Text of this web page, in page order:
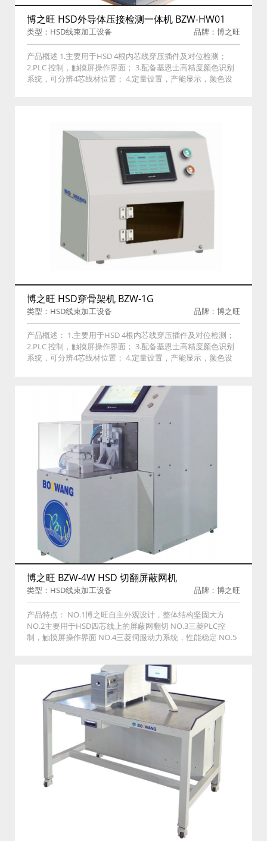
博之旺 HSD外导体压接检测一体机 BZW-HW01
类型：HSD线束加工设备 品牌：博之旺
产品概述 1.主要用于HSD 4根内芯线穿压插件及对位检测；
2.PLC 控制，触摸屏操作界面； 3.配备基恩士高精度颜色识别
系统，可分辨4芯线材位置； 4.定量设置，产能显示，颜色设
博之旺 HSD穿骨架机 BZW-1G
类型：HSD线束加工设备 品牌：博之旺
产品概述： 1.主要用于HSD 4根内芯线穿压插件及对位检测；
2.PLC 控制，触摸屏操作界面； 3.配备基恩士高精度颜色识别
系统，可分辨4芯线材位置； 4.定量设置，产能显示，颜色设
博之旺 BZW-4W HSD 切翻屏蔽网机
类型：HSD线束加工设备 品牌：博之旺
产品特点： NO.1博之旺自主外观设计，整体结构坚固大方
NO.2主要用于HSD四芯线上的屏蔽网翻切 NO.3三菱PLC控
制，触摸屏操作界面 NO.4三菱伺服动力系统，性能稳定 NO.5